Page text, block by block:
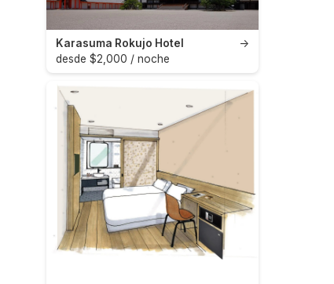
→
Karasuma Rokujo Hotel
desde $2,000 / noche